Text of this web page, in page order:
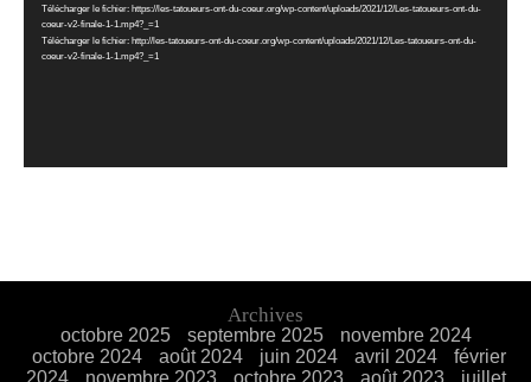
Télécharger le fichier: https://les-tatoueurs-ont-du-coeur.org/wp-content/uploads/2021/12/Les-tatoueurs-ont-du-
coeur-v2-finale-1-1.mp4?_=1
Télécharger le fichier: http://les-tatoueurs-ont-du-coeur.org/wp-content/uploads/2021/12/Les-tatoueurs-ont-du-
coeur-v2-finale-1-1.mp4?_=1
Archives
octobre 2025 septembre 2025
novembre 2024
octobre 2024
août 2024 juin 2024 avril 2024
février
2024
novembre 2023 octobre 2023 août 2023
juillet